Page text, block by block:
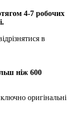
4-7 робочих
в
ніж 600
оригінальні